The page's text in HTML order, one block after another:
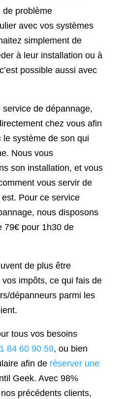
de problème
avec vos systèmes
simplement de
à leur installation ou à
possible aussi avec
de dépannage,
chez vous afin
système de son qui
Nous vous
son installation, et vous
vous servir de
est. Pour ce service
nous disposons
79€ pour 1h30 de
de plus être
impôts, ce qui fais de
dépanneurs parmi les
tous vos besoins
84 60 90 59, ou bien
afin de réserver une
Geek. Avec 98%
précédents clients,